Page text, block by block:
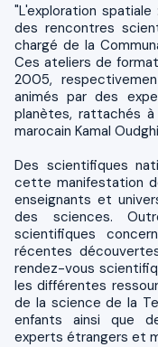
"L'exploration
des rencontres
chargé de la
Ces ateliers de
2005,
animés par des
planètes, rattachés
marocain Kamal
Des scientifiques
cette manifestation
enseignants et
des sciences.
scientifiques
récentes
rendez-vous
les différentes
de la science de la
enfants ainsi que
experts étrangers et